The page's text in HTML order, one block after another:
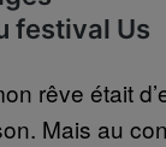
rêve était
Mais au